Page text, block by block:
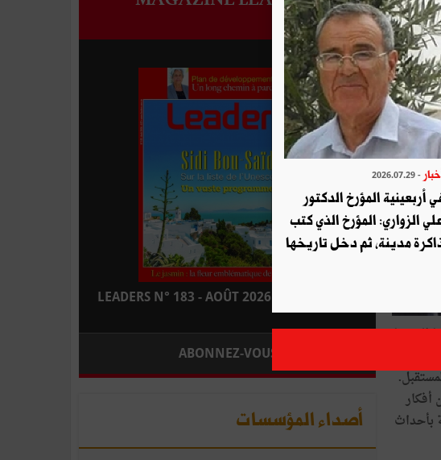
السينما
بأحداث
LEADERS N° 183 - AOÛT 2026 : EN KIOSQUE
ABONNEZ-VOUS
أصداء المؤسسات
- 2026.07.29
أربعينية المؤرخ الدكتور
الزواري: المؤرخ الذي كتب
مدينة، ثم دخل تاريخها